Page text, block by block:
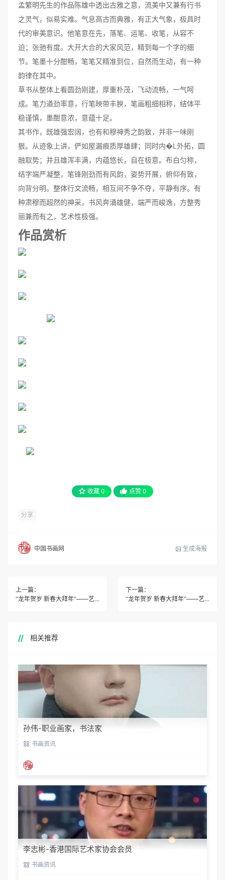
孟繁明先生的作品陈雄中透出古雅之意，流美中又兼有行书
之灵气，似易实难。气息高古而典雅，有正大气象，极具时
代的审美意识。他笔意在先，落笔、运笔、收笔，从容不
迫；张驰有度。大开大合的大家风范，精到每一个字的细
节。笔墨十分酣畅，笔笔又精准到位，自然而生动，有一种
韵律在其中。
草书从整体上看圆劲刚建，厚重朴茂，飞动流畅，一气呵
成。笔力遒劲率意，行笔映带丰腴，笔画粗细相称，结体平
稳谨慎，墨酣意浓，意蕴十足。
其书作，既雄强宏阔，也有和穆神秀之韵致，并非一味刚
狠。从迹象上讲，俨如屋漏痕质厚雄肆；同时内�L外拓，圆
融取势；并且雄浑丰满，内蕴悠长，自在极意。布白匀称，
结字端严凝整，笔锋刚劲而有风韵，姿势开展，俯仰有致，
向背分明。整体行文流畅，相互间不争不夺，平静有序。有
种肃穆而超然的神采，书风奔涌雄健，端严而峻逸，方整秀
丽兼而有之，艺术性极强。
作品赏析
收藏 0 点赞 0
分享
中国书画网 生成海报
上一篇：
“龙年贺岁 新春大拜年”――艺术家张枝勇
下一篇：
“龙年贺岁 新春大拜年”――艺术家方绍友
相关推荐
孙伟-职业画家，书法家
书画资讯
李志彬-香港国际艺术家协会会员
书画资讯